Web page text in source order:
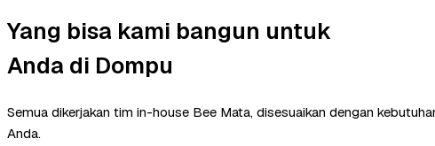
Yang bisa kami bangun untuk
Anda di Dompu
Semua dikerjakan tim in-house Bee Mata, disesuaikan dengan
Anda.